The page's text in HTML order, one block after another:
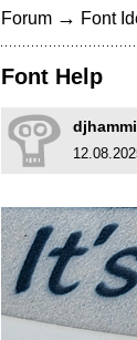
Forum → Font
Font Help